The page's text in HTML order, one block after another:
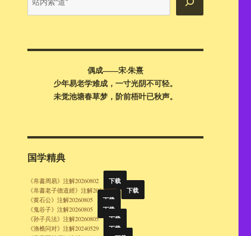
内
搜
偶成——宋·朱熹
少年易老学难成，一寸光阴不可轻。
未觉池塘春草梦，阶前梧叶已秋声。
国学精典
《帛書周易》注解20260802 下载
《帛書老子德道經》注解20260805 下载
《黄石公》注解20260805 下载
《鬼谷子》注解20260805 下载
《孙子兵法》注解20260805 下载
《渔樵问对》注解20240529 下载